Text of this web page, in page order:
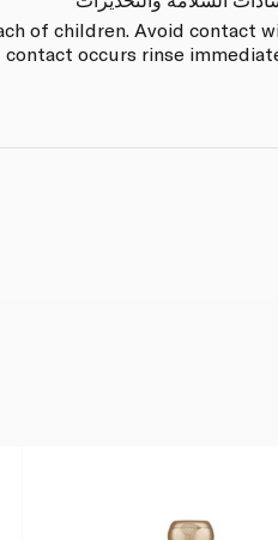
of children. Avoid contact
contact occurs rinse